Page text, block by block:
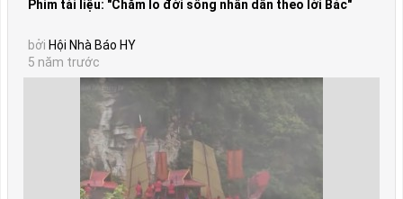
Phim tài liệu: "Chăm lo đời sống nhân dân theo lời Bác"
bởi Hội Nhà Báo HY
5 năm trước